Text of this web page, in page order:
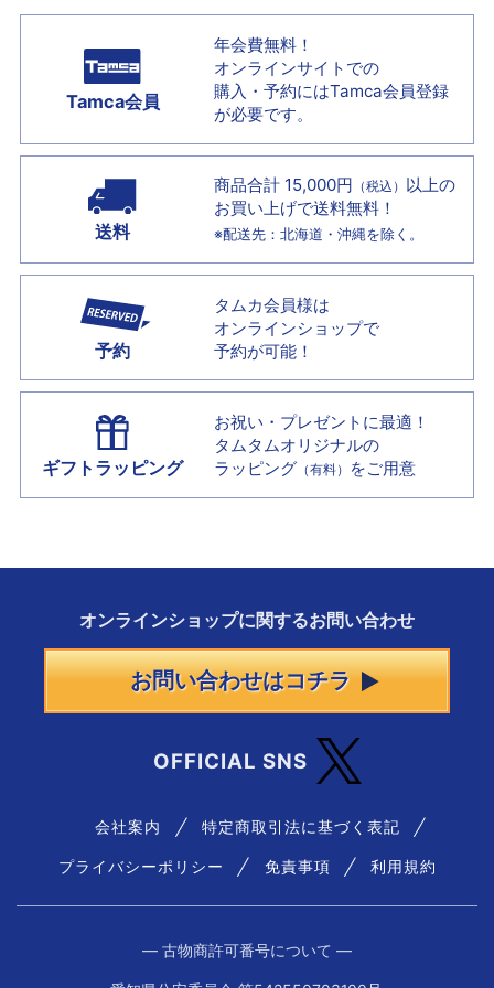
Tamca会員
年会費無料！
オンラインサイトでの
購入・予約にはTamca会員登録
が必要です。
送料
商品合計 15,000円 （税込） 以上の
お買い上げで送料無料！
※配送先：北海道・沖縄を除く。
予約
タムカ会員様は
オンラインショップで
予約が可能！
ギフトラッピング
お祝い・プレゼントに最適！
タムタムオリジナルの
ラッピング （有料） をご用意
オンラインショップに関するお問い合わせ
お問い合わせはコチラ
OFFICIAL SNS
会社案内 特定商取引法に基づく表記
プライバシーポリシー 免責事項 利用規約
― 古物商許可番号について ―